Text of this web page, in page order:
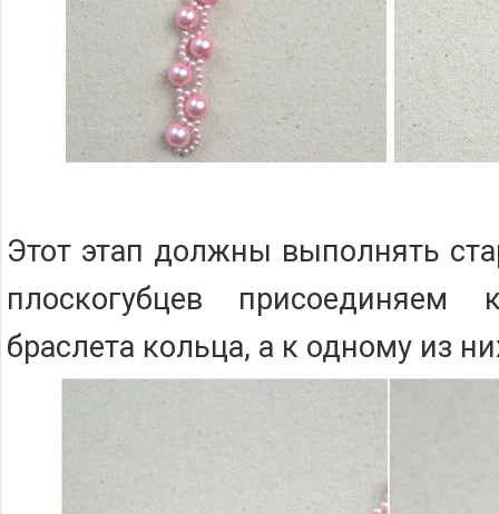
Этот этап должны выполнять
плоскогубцев
браслета кольца, а к одному из